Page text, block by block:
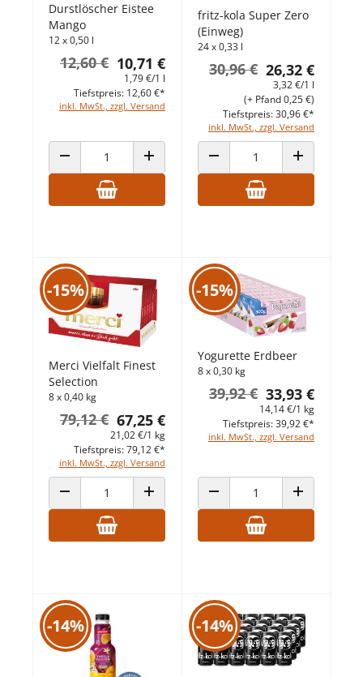
Durstlöscher Eistee
Mango
12 x 0,50 l
10,71 €
12,60 €
1,79 €/1 l
inkl. MwSt., zzgl. Versand
Tiefstpreis: 12,60 €*
ANZAHL VERRINGERNANZAHL ERHÖHEN
fritz-kola Super Zero
(Einweg)
24 x 0,33 l
26,32 €
30,96 €
3,32 €/1 l
inkl. MwSt., zzgl. Versand
(+ Pfand 0,25 €)
Tiefstpreis: 30,96 €*
ANZAHL VERRINGERNANZAHL
-15%
Merci Vielfalt Finest
Selection
8 x 0,40 kg
67,25 €
79,12 €
21,02 €/1 kg
inkl. MwSt., zzgl. Versand
Tiefstpreis: 79,12 €*
ANZAHL VERRINGERNANZAHL ERHÖHEN
-15%
Yogurette Erdbeer
8 x 0,30 kg
33,93 €
39,92 €
14,14 €/1 kg
inkl. MwSt., zzgl. Versand
Tiefstpreis: 39,92 €*
ANZAHL VERRINGERNANZAHL
-14% -14%